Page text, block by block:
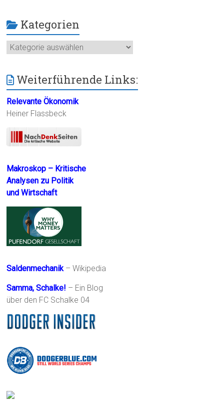
Kategorien
Kategorien
Weiterführende Links:
Relevante Ökonomik
Heiner Flassbeck
Makroskop – Kritische
Analysen zu Politik
und Wirtschaft
Saldenmechanik– Wikipedia
Samma, Schalke! – Ein Blog
über den FC Schalke 04